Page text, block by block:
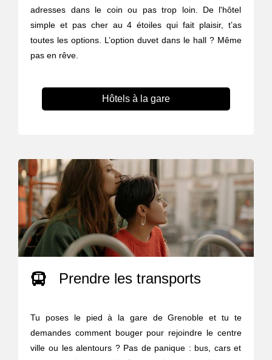
adresses dans le coin ou pas trop loin. De l'hôtel
simple et pas cher au 4 étoiles qui fait plaisir, t’as
toutes les options. L’option duvet dans le hall ? Même
pas en rêve.
Hôtels à la gare
Prendre les transports
Tu poses le pied à la gare de Grenoble et tu te
demandes comment bouger pour rejoindre le centre
ville ou les alentours ? Pas de panique : bus, cars et